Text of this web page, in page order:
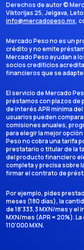
Derechos de autor ©
Viktorijas 25, Jelgava,
info@mercadopeso.mx,
Mercado Peso no es un
crédito y no emite
Mercado Peso ayudan a
socios crediticios
financieros que se
El servicio de Mercado
préstamos con plazos de
de interés APR mínima
usuarios pueden
comisiones anuales,
para elegir la mejor
Peso no cobra una tarifa
prestatario o titular de la
del producto financiero
completa y precisa sobre
firmar el contrato de
Por ejemplo, pides
meses (180 días), la
de 18'333,3 MXN/mes y
MXN/mes (APR = 20%).
110'000 MXN.